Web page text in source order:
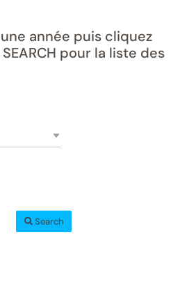
année puis cliquez
pour la liste des
Search